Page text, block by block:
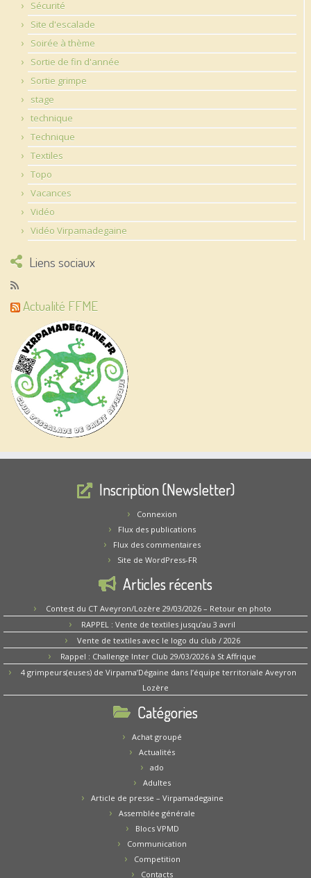
Sécurité
Site d'escalade
Soirée à thème
Sortie de fin d'année
Sortie grimpe
stage
technique
Technique
Textiles
Topo
Vacances
Vidéo
Vidéo Virpamadegaine
Liens sociaux
Actualité FFME
Inscription (Newsletter)
Connexion
Flux des publications
Flux des commentaires
Site de WordPress-FR
Articles récents
Contest du CT Aveyron/Lozère 29/03/2026 – Retour en photo
RAPPEL : Vente de textiles jusqu’au 3 avril
Vente de textiles avec le logo du club / 2026
Rappel : Challenge Inter Club 29/03/2026 à St Affrique
4 grimpeurs(euses) de Virpama’Dégaine dans l’équipe territoriale Aveyron
Lozère
Catégories
Achat groupé
Actualités
ado
Adultes
Article de presse – Virpamadegaine
Assemblée générale
Blocs VPMD
Communication
Competition
Contacts